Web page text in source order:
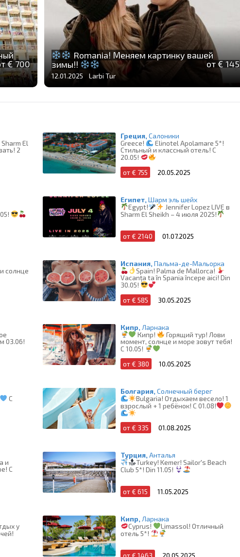
€ 700
Romania! Меняем картинку вашей
зимы!!
от € 145
12.01.2025 Larbi Tur
El
2
Греция, Салоники
Greece!
Elinotel Apolamare 5*!
Cтильный и классный отель! C
20.05!
от € 755
20.05.2025
Египет, Шарм эль шейх
Egypt!
Jennifer Lopez LIVE в
Sharm El Sheikh – 4 июля 2025!
от € 2140 01.07.2025
солнце
Испания, Пальма-де-Мальорка
Spain! Palma de Mallorca!
Vacanța ta în Spania începe aici! Din
30.05!
от € 585
30.05.2025
03.06!
Кипр, Ларнака
Кипр!
Горящий тур! Лови
момент, солнце и море зовут тебя!
C 10.05!
от € 380
10.05.2025
С
Болгария, Солнечный берег
Bulgaria! Отдыхаем весело! 1
взрослый + 1 ребёнок! С 01.08!
от € 335 01.08.2025
и
C
Турция, Анталья
Turkey! Kemer! Sailor's Beach
Club 5*! Din 11.05!
от € 615 11.05.2025
у
Кипр, Ларнака
Cyprus!
Limassol! Отличный
отель 5*!